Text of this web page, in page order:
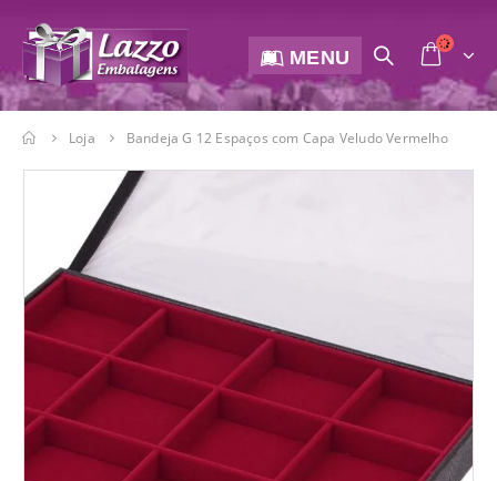
MENU
Loja Bandeja G 12 Espaços com Capa Veludo Vermelho